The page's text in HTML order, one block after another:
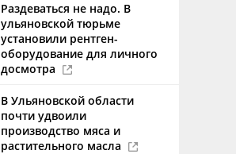
Раздеваться не надо. В
ульяновской тюрьме
установили рентген-
оборудование для личного
досмотра
В Ульяновской области
почти удвоили
производство мяса и
растительного масла